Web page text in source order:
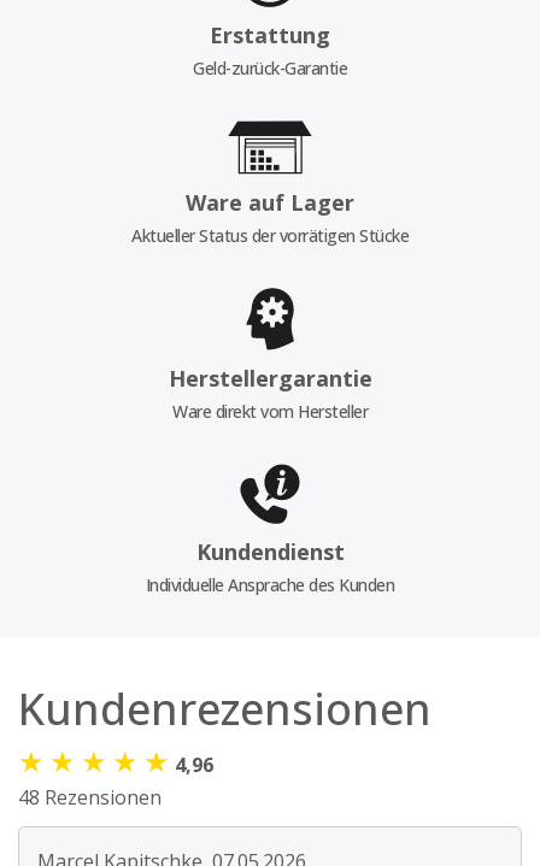
Erstattung
Geld-zurück-Garantie
Ware auf Lager
Aktueller Status der vorrätigen Stücke
Herstellergarantie
Ware direkt vom Hersteller
Kundendienst
Individuelle Ansprache des Kunden
Kundenrezensionen
★ ★ ★ ★ ★ 4,96
48 Rezensionen